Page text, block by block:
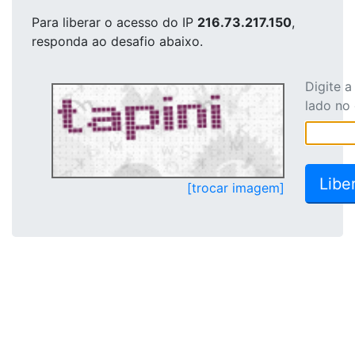
Para liberar o acesso do IP 216.73.217.150,
responda ao desafio abaixo.
[trocar imagem]
Digite
lado no